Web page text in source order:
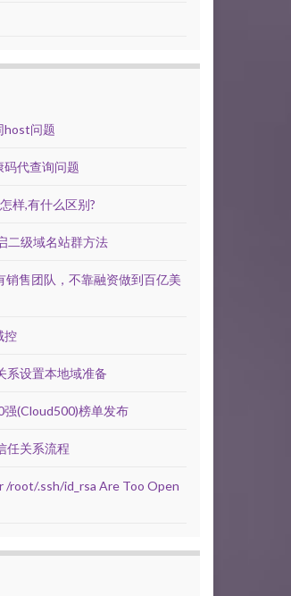
host问题
代查询问题
样,有什么区别?
二级域名站群方法
销售团队，不靠融资做到百亿美
控
系设置本地域准备
(Cloud500)榜单发布
任关系流程
/root/.ssh/id_rsa Are Too Open